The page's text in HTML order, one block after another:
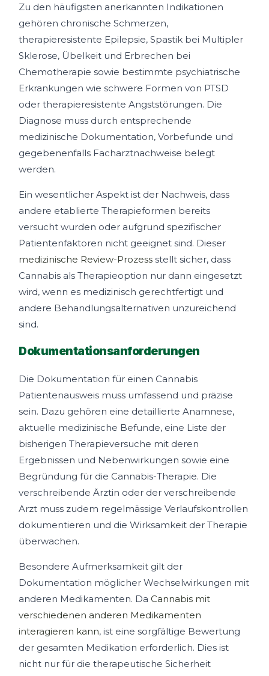
Zu den häufigsten anerkannten Indikationen
gehören chronische Schmerzen,
therapieresistente Epilepsie, Spastik bei Multipler
Sklerose, Übelkeit und Erbrechen bei
Chemotherapie sowie bestimmte psychiatrische
Erkrankungen wie schwere Formen von PTSD
oder therapieresistente Angststörungen. Die
Diagnose muss durch entsprechende
medizinische Dokumentation, Vorbefunde und
gegebenenfalls Facharztnachweise belegt
werden.
Ein wesentlicher Aspekt ist der Nachweis, dass
andere etablierte Therapieformen bereits
versucht wurden oder aufgrund spezifischer
Patientenfaktoren nicht geeignet sind. Dieser
medizinische Review-Prozess stellt sicher, dass
Cannabis als Therapieoption nur dann eingesetzt
wird, wenn es medizinisch gerechtfertigt und
andere Behandlungsalternativen unzureichend
sind.
Dokumentationsanforderungen
Die Dokumentation für einen Cannabis
Patientenausweis muss umfassend und präzise
sein. Dazu gehören eine detaillierte Anamnese,
aktuelle medizinische Befunde, eine Liste der
bisherigen Therapieversuche mit deren
Ergebnissen und Nebenwirkungen sowie eine
Begründung für die Cannabis-Therapie. Die
verschreibende Ärztin oder der verschreibende
Arzt muss zudem regelmässige Verlaufskontrollen
dokumentieren und die Wirksamkeit der Therapie
überwachen.
Besondere Aufmerksamkeit gilt der
Dokumentation möglicher Wechselwirkungen mit
anderen Medikamenten. Da Cannabis mit
verschiedenen anderen Medikamenten
interagieren kann, ist eine sorgfältige Bewertung
der gesamten Medikation erforderlich. Dies ist
nicht nur für die therapeutische Sicherheit